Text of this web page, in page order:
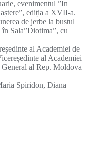
evenimentul ”In
ediția a XVII-a.
de jerbe la bustul
Sala”Diotima”, cu
al Academiei de
al Academiei
al Rep. Moldova
Spiridon, Diana